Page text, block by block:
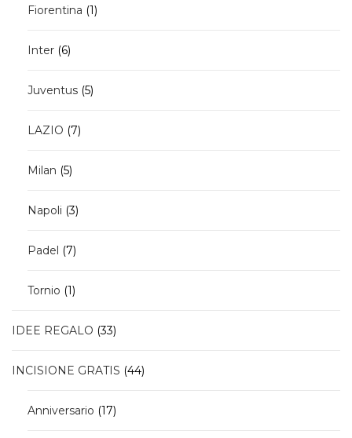
Fiorentina 11
Inter 66
Juventus 55
LAZIO 77
Milan 55
Napoli 33
Padel 77
Tornio 11
IDEE REGALO 3333
INCISIONE GRATIS 4444
Anniversario 1717